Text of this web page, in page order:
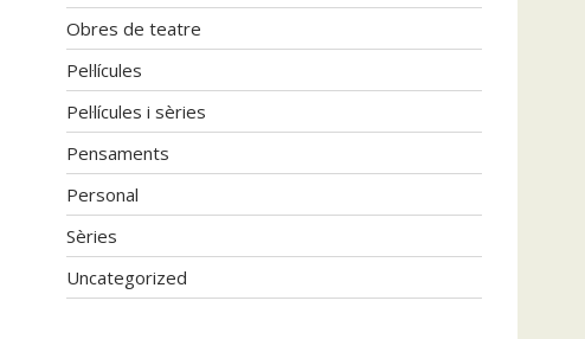
Obres de teatre
Pel·lícules
Pel·lícules i sèries
Pensaments
Personal
Sèries
Uncategorized